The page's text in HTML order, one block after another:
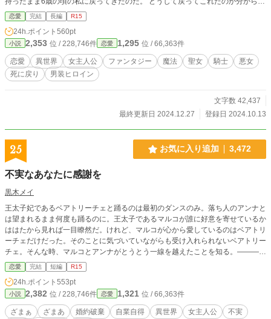
いが、このチャンスを逃すわけにはいかない。 私はもう彼らとは出会わず、日
頃の行いの悪さを見直し、平穏な生活を目指す！そう決めたはずなのに...……。
恋愛 完結 長編 R15
24h.ポイント 560pt
小説 2,353 位 / 228,746件 恋愛 1,295 位 / 66,363件
恋愛 異世界 女主人公 ファンタジー 魔法 聖女 騎士
悪女
死に戻り
男装ヒロイン
文字数 42,437
最終更新日 2024.12.27
登録日 2024.10.13
25 お気に入り追加 3,472
不実なあなたに感謝を
黒木メイ
王太子妃であるベアトリーチェと踊るのは最初のダンスのみ。落ち人のアンナと
は望まれるまま何度も踊るのに。王太子であるマルコが誰に好意を寄せているか
ははたから見れば一目瞭然だ。けれど、マルコが心から愛しているのはベアトリ
ーチェだけだった。そのことに気づいていながらも受け入れられないベアトリー
チェ。そんな時、マルコとアンナがとうとう一線を越えたことを知る。――――
不実なあなたを恨んだ回数は数知れず。けれど、今では感謝すらしている。愚か
なあなたのおかげで『幸せ』を取り戻すことができたのだから。 ※異世界転移
をしている登場人物がいますが主人公ではないためタグを外しています。 ※曖
昧設定。 ※一旦完結。 ※性描写は匂わせ程度。 ※小説家になろう様、カクヨム
様にも掲載予定。
恋愛 完結 短編 R15
24h.ポイント 553pt
小説 2,382 位 / 228,746件 恋愛 1,321 位 / 66,363件
ざまぁ ざまあ 婚約破棄 自業自得 異世界 女主人公
不実